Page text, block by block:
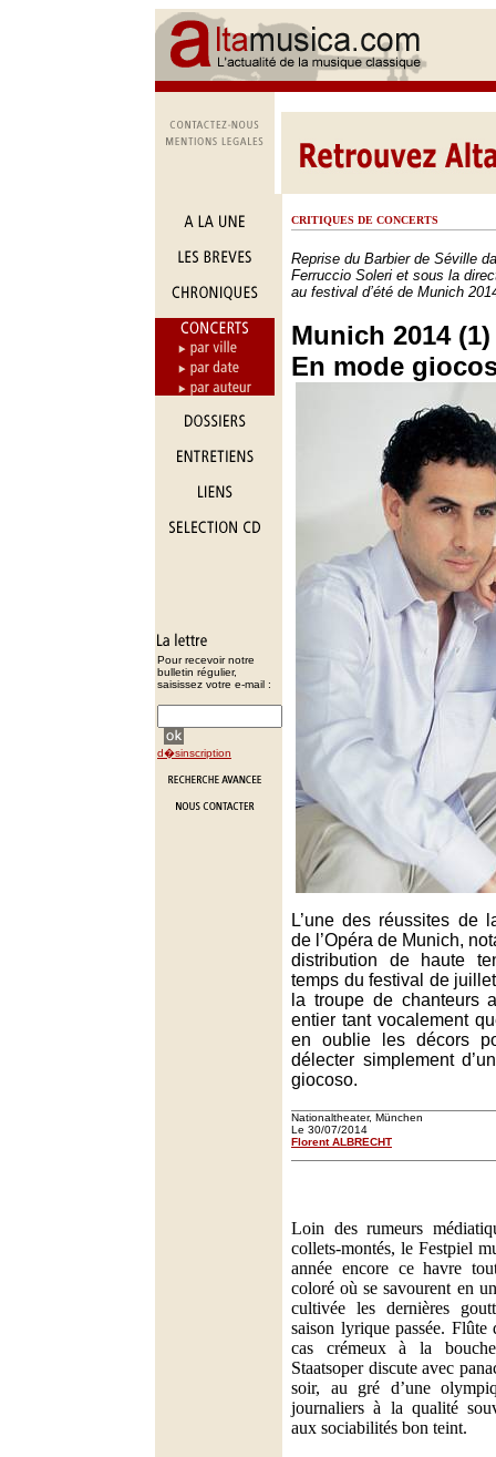
Pour recevoir notre
bulletin régulier,
saisissez votre e-mail :
d�sinscription
CRITIQUES DE CONCERTS
Reprise du Barbier de Séville
Ferruccio Soleri et sous la
au festival d’été de Munich
Munich 2014
En mode
L’une des réussites de
de l’Opéra de Munich,
distribution de haute
temps du festival de
la troupe de chanteurs
entier tant vocalement
en oublie les décors
délecter simplement
giocoso.
Nationaltheater, München
Le 30/07/2014
Florent ALBRECHT
Loin des rumeurs
collets-montés, le Festpiel
année encore ce havre
coloré où se savourent en
cultivée les dernières
saison lyrique passée. Flûte
cas crémeux à la
Staatsoper discute avec
soir, au gré d’une
journaliers à la qualité
aux sociabilités bon teint.